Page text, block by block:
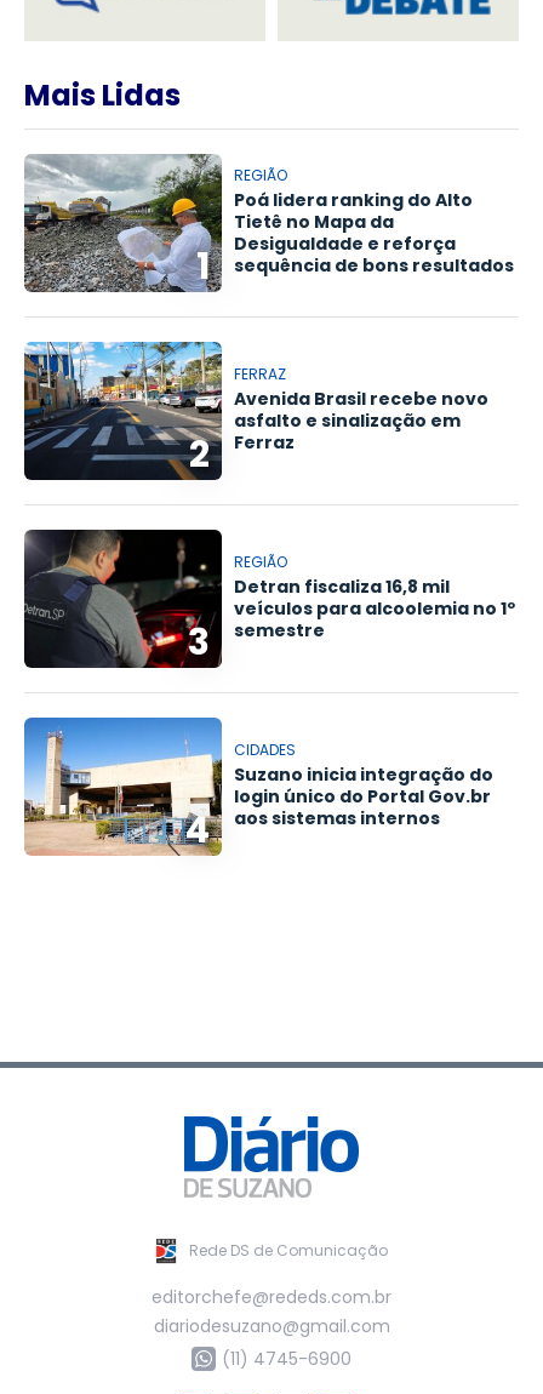
Mais Lidas
1
REGIÃO
Poá lidera ranking do Alto
Tietê no Mapa da
Desigualdade e reforça
sequência de bons resultados
2
FERRAZ
Avenida Brasil recebe novo
asfalto e sinalização em
Ferraz
3
REGIÃO
Detran fiscaliza 16,8 mil
veículos para alcoolemia no 1º
semestre
4
CIDADES
Suzano inicia integração do
login único do Portal Gov.br
aos sistemas internos
Rede DS de Comunicação
editorchefe@rededs.com.br
diariodesuzano@gmail.com
(11) 4745-6900